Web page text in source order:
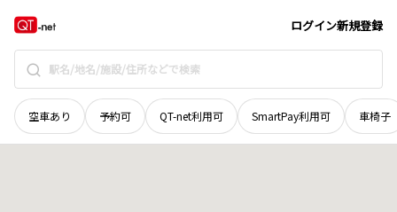
ログイン新規登録
空車あり 予約可 QT-net利用可 SmartPay利用可 車椅子
愛媛県